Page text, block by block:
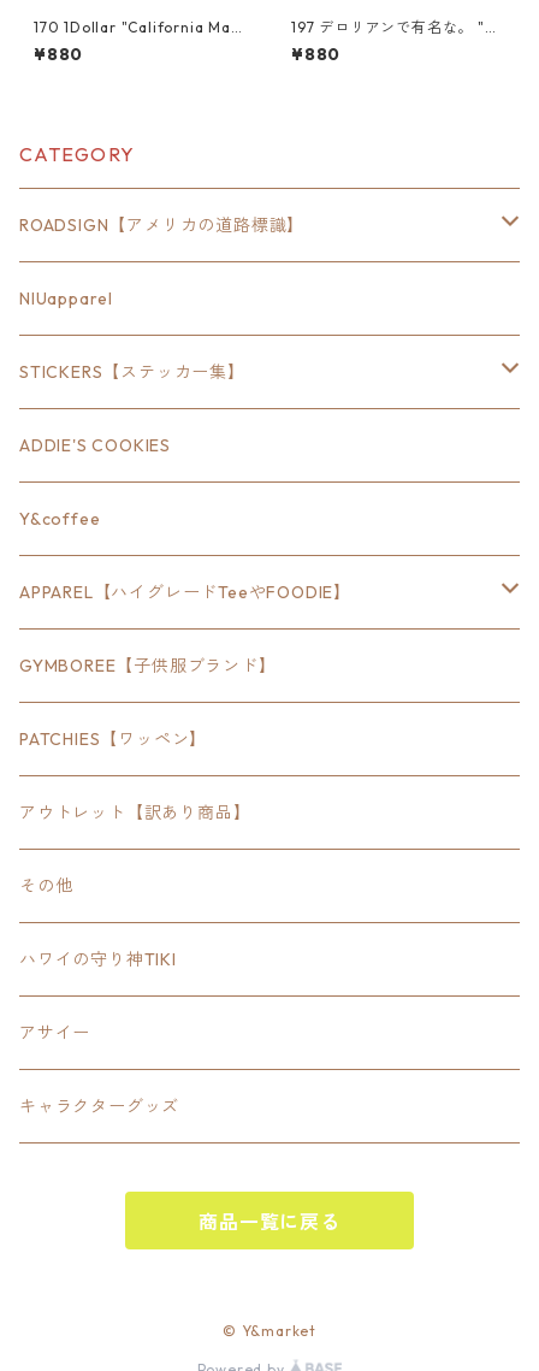
170 1Dollar "California Mark
et Center" アメリカンステ
ッカー スーツケース シー
¥880
197 デロリアンで有名な。 "Ca
lifornia Market Center" ア
メリカンステッカー スーツ
¥880
CATEGORY
ROADSIGN【アメリカの道路標識】
18inch×6inch
18inch×8inch
18inch×12inch
24inch×8inch
18inch×24inch
30inch×24inch
18inchオクタゴン八角形
24inchオクタゴン八角形
18inch×18inchスクエア正方形
California State Routeカリフォルニア州
Interstate 州間道路型
U.S. Route国道（アメリカ）
NIUapparel
STICKERS【ステッカー集】
ステート
ハウス
クルマ
セキュリティ
アウトドア
スポーツ
ピクトグラム
ブランド
ミリタリー
ゲーム
ジャパンスタイル
ADDIE'S COOKIES
Y&coffee
APPAREL【ハイグレードTeeやFOODIE】
Bradley
SEWTS
FOODIE
KIDS
POMONA
GYMBOREE【子供服ブランド】
PATCHIES【ワッペン】
アウトレット【訳あり商品】
その他
ハワイの守り神TIKI
アサイー
キャラクターグッズ
商品一覧に戻る
© Y&market